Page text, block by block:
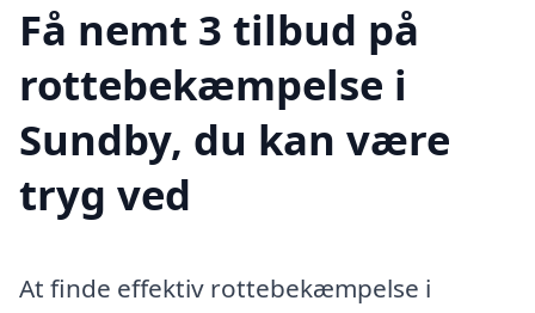
Få nemt 3 tilbud på
rottebekæmpelse i
Sundby, du kan være
tryg ved
At finde effektiv rottebekæmpelse i